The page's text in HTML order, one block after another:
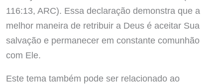
116:13, ARC). Essa declaração demonstra que a
melhor maneira de retribuir a Deus é aceitar Sua
salvação e permanecer em constante comunhão
com Ele.
Este tema também pode ser relacionado ao